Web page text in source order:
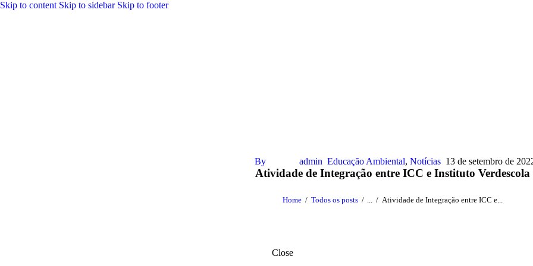
Skip to content Skip to sidebar Skip to footer
By admin Educação Ambiental, Notícias 13 de setembro de
Atividade de Integração entre ICC e Instituto Verdescola
Home Todos os posts ... Atividade de Integração entre ICC e...
Close